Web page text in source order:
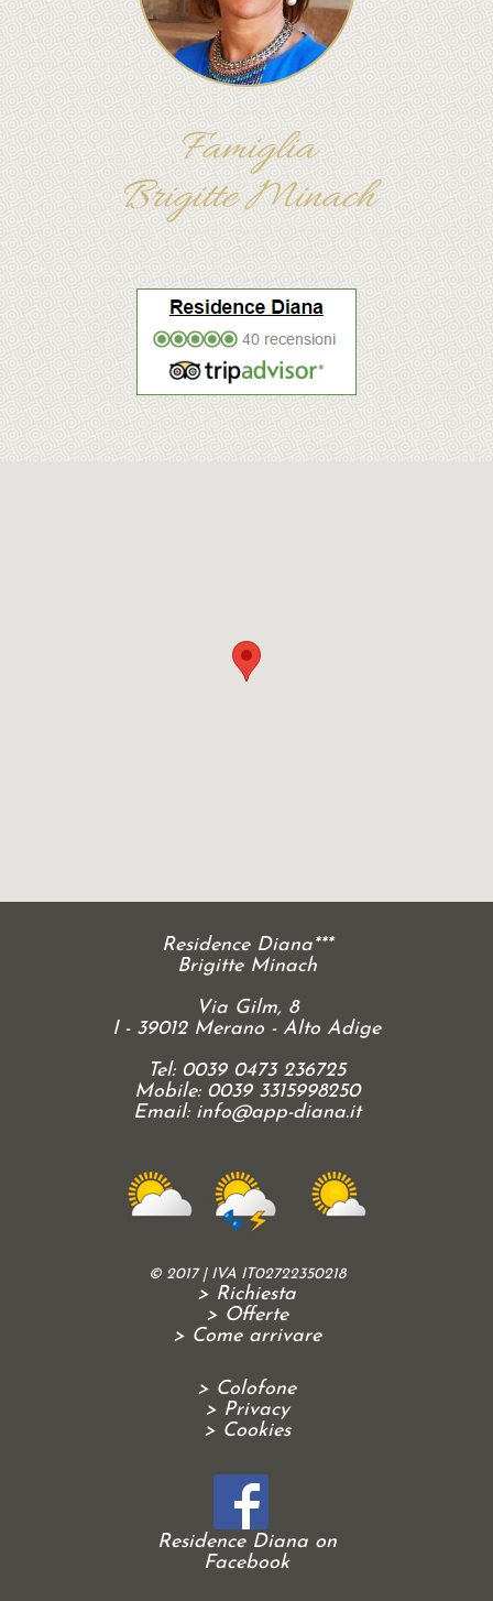
Famiglia
Brigitte Minach
Residence Diana***
Brigitte Minach
Via Gilm, 8
I - 39012 Merano - Alto Adige
Tel: 0039 0473 236725
Mobile: 0039 3315998250
Email: info@app-diana.it
© 2017 | IVA IT02722350218
> Richiesta
> Offerte
> Come arrivare
> Colofone
> Privacy
> Cookies
Residence Diana on
Facebook